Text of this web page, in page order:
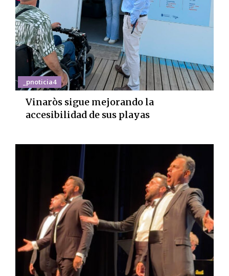
_pnoticia4
Vinaròs sigue mejorando la
accesibilidad de sus playas